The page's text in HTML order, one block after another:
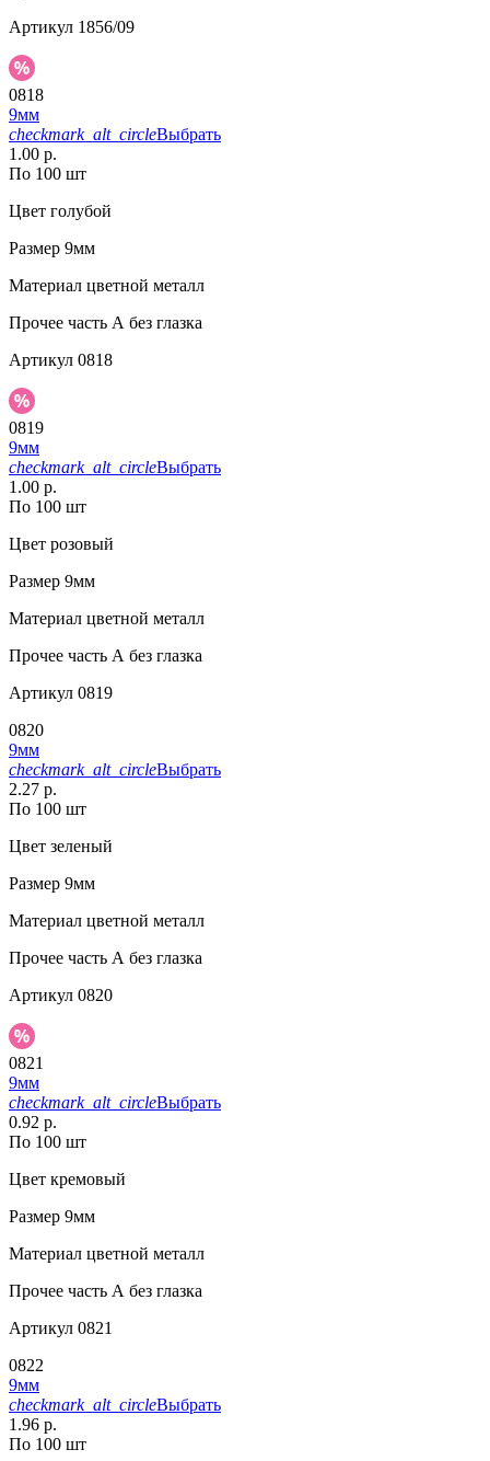
Артикул 1856/09
0818
9мм
checkmark_alt_circleВыбрать
1.00 р.
По 100 шт
Цвет голубой
Размер 9мм
Материал цветной металл
Прочее часть А без глазка
Артикул 0818
0819
9мм
checkmark_alt_circleВыбрать
1.00 р.
По 100 шт
Цвет розовый
Размер 9мм
Материал цветной металл
Прочее часть А без глазка
Артикул 0819
0820
9мм
checkmark_alt_circleВыбрать
2.27 р.
По 100 шт
Цвет зеленый
Размер 9мм
Материал цветной металл
Прочее часть А без глазка
Артикул 0820
0821
9мм
checkmark_alt_circleВыбрать
0.92 р.
По 100 шт
Цвет кремовый
Размер 9мм
Материал цветной металл
Прочее часть А без глазка
Артикул 0821
0822
9мм
checkmark_alt_circleВыбрать
1.96 р.
По 100 шт